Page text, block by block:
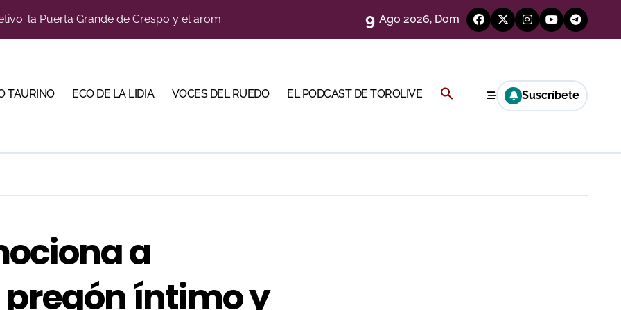
la Puerta Grande de Crespo y el aroma de Morante
abren la Puerta Grande en una tarde triunfal en Azuaga
marcan la jornada con Julio Romero, Andy Cartagena y Hugo Tarbelli
la tercera tarde de Morante en la temporada portuense
sitio con una gran faena y dos orejas
9 Ago 2026, Dom
TAURINO ECO DE LA LIDIA VOCES DEL RUEDO EL PODCAST DE TOROLIVE Buscar: Suscríbete
a
íntimo y